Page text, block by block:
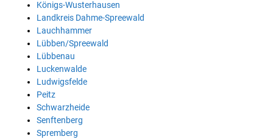
Königs-Wusterhausen
Landkreis Dahme-Spreewald
Lauchhammer
Lübben/Spreewald
Lübbenau
Luckenwalde
Ludwigsfelde
Peitz
Schwarzheide
Senftenberg
Spremberg